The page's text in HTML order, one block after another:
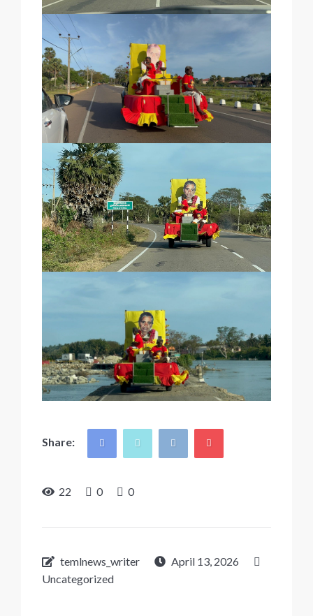
Share:
22 0 0
temlnews_writer
April 13, 2026
Uncategorized